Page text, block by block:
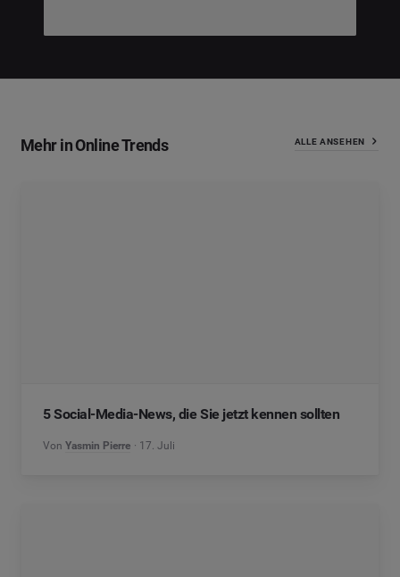
Mehr in Online Trends ALLE ANSEHEN
5 Social-Media-News, die Sie jetzt kennen sollten
Von Yasmin Pierre 17. Juli